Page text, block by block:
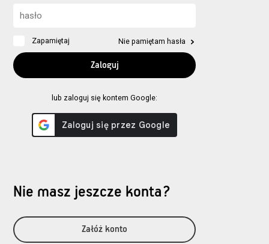
Zapamiętaj Nie pamiętam hasła
lub zaloguj się kontem Google:
Nie masz jeszcze konta?
Załóż konto